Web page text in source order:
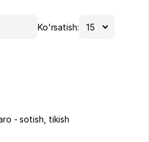
Ko'rsatish:
- sotish, tikish